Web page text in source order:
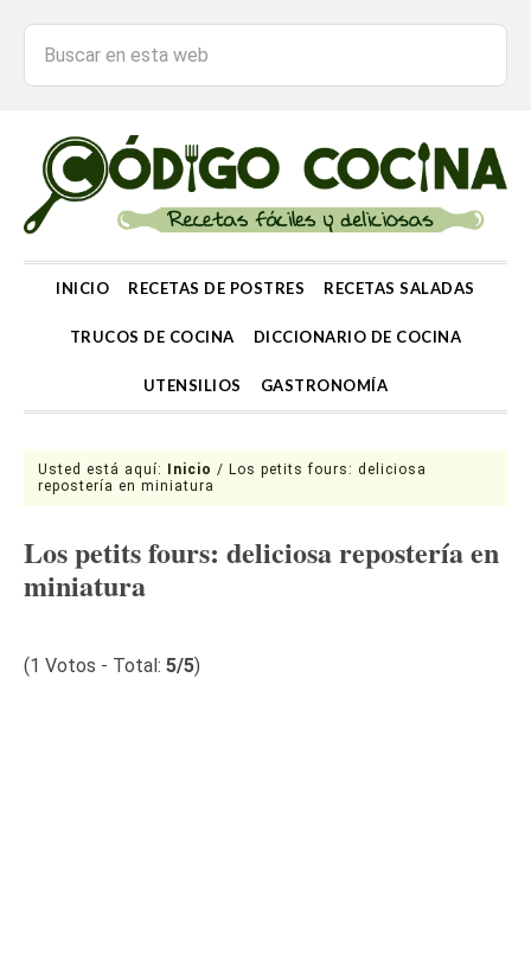
INICIO RECETAS DE POSTRES RECETAS SALADAS
TRUCOS DE COCINA DICCIONARIO DE COCINA
UTENSILIOS GASTRONOMÍA
Usted está aquí: Inicio / Los petits fours: deliciosa
repostería en miniatura
Los petits fours: deliciosa repostería en
miniatura
(1 Votos - Total: 5/5)